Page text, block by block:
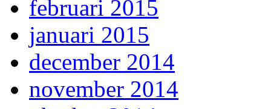
februari 2015
januari 2015
december 2014
november 2014